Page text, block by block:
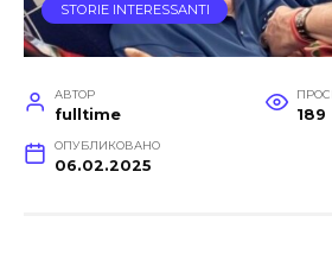
STORIE INTERESSANTI
АВТОР
fulltime 189
ОПУБЛИКОВАНО
06.02.2025